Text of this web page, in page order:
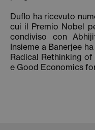
Duflo ha ricevuto
cui il Premio Nobel
condiviso con
Insieme a Banerjee
Radical Rethinking
e Good Economics